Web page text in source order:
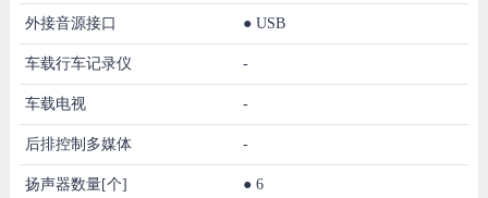
外接音源接口 ● USB
车载行车记录仪 -
车载电视 -
后排控制多媒体 -
扬声器数量[个] ● 6